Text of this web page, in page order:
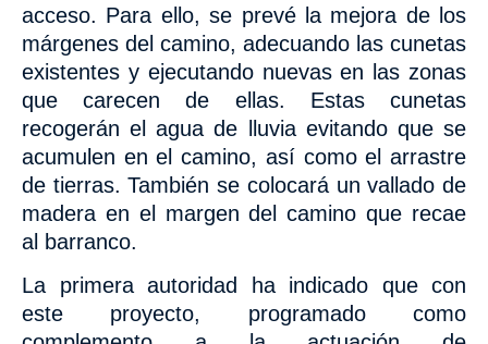
acceso. Para ello, se prevé la mejora de los
márgenes del camino, adecuando las cunetas
existentes y ejecutando nuevas en las zonas
que carecen de ellas. Estas cunetas
recogerán el agua de lluvia evitando que se
acumulen en el camino, así como el arrastre
de tierras. También se colocará un vallado de
madera en el margen del camino que recae
al barranco.
La primera autoridad ha indicado que con
este
proyecto, programado como